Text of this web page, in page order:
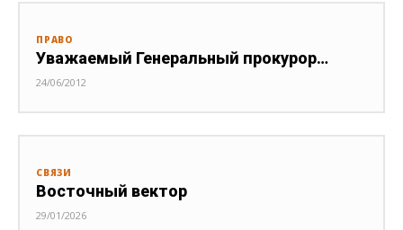
ПРАВО
Уважаемый Генеральный прокурор…
24/06/2012
СВЯЗИ
Восточный вектор
29/01/2026